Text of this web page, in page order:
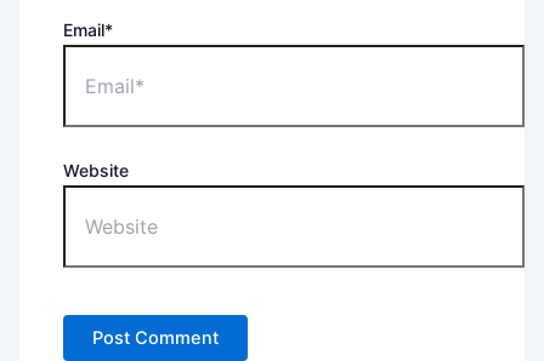
Email*
Website